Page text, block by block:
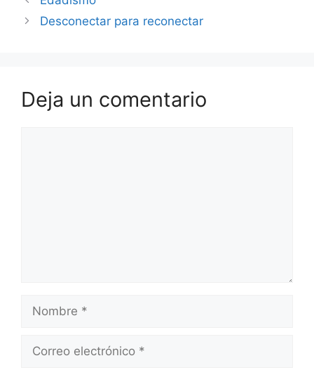
Desconectar para reconectar
Deja un comentario